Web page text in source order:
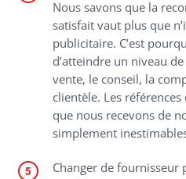
Nous savons que la
satisfait vaut plus que
publicitaire. C’est
d’atteindre un niveau
vente, le conseil, la
clientèle. Les
que nous recevons de
simplement
Changer de fournisseur